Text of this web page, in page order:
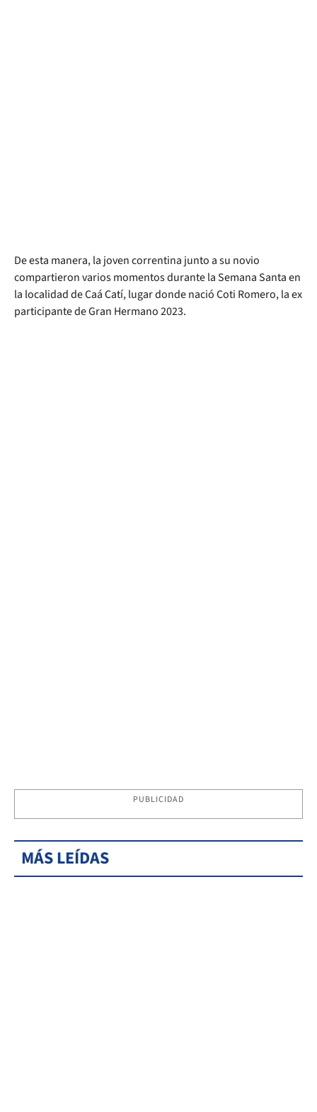
De esta manera, la joven correntina junto a su novio
compartieron varios momentos durante la Semana Santa en
la localidad de Caá Catí, lugar donde nació Coti Romero, la ex
participante de Gran Hermano 2023.
PUBLICIDAD
MÁS LEÍDAS